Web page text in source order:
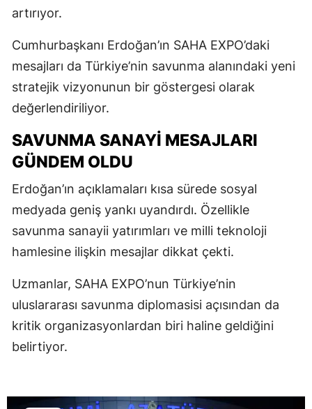
artırıyor.
Cumhurbaşkanı Erdoğan’ın SAHA EXPO’daki
mesajları da Türkiye’nin savunma alanındaki yeni
stratejik vizyonunun bir göstergesi olarak
değerlendiriliyor.
SAVUNMA SANAYI MESAJLARI
GÜNDEM OLDU
Erdoğan’ın açıklamaları kısa sürede sosyal
medyada geniş yankı uyandırdı. Özellikle
savunma sanayii yatırımları ve milli teknoloji
hamlesine ilişkin mesajlar dikkat çekti.
Uzmanlar, SAHA EXPO’nun Türkiye’nin
uluslararası savunma diplomasisi açısından da
kritik organizasyonlardan biri haline geldiğini
belirtiyor.